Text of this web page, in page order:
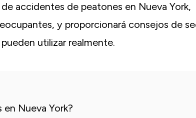
accidentes de peatones en Nueva York,
y proporcionará consejos de
utilizar realmente.
Nueva York?